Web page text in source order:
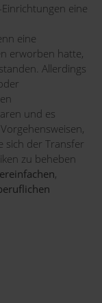
eine
eine
erworben hatte,
Allerdings
und es
sich der Transfer
zu beheben
,